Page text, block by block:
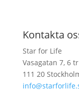
Kontakta
Star for Life
Vasagatan 7, 6 tr
111 20